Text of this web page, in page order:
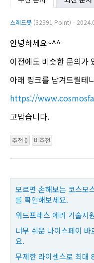
스레드봇 (32391 Point)ㆍ
안녕하세요~^^
이전에도 비슷한 문의가
아래 링크를 남겨드릴테
https://
고맙습니다.
추천 0 비추천
모르면 손해보는 코스모
를 확인해보세요.
워드프레스 에러 기술지
너무 쉬운 나이스페이
요.
무제한 라이센스로 최대